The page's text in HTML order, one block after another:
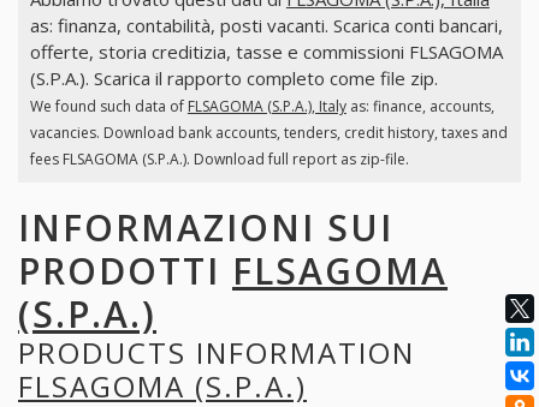
as: finanza, contabilità, posti vacanti. Scarica conti bancari,
offerte, storia creditizia, tasse e commissioni FLSAGOMA
(S.P.A.). Scarica il rapporto completo come file zip.
We found such data of FLSAGOMA (S.P.A.), Italyas: finance, accounts,
vacancies. Download bank accounts, tenders, credit history, taxes and
fees FLSAGOMA (S.P.A.). Download full report as zip-file.
INFORMAZIONI SUI
PRODOTTI FLSAGOMA
(S.P.A.)
PRODUCTS INFORMATION
FLSAGOMA (S.P.A.)